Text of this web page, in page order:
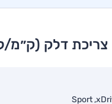
צריכת דלק (ק״מ/